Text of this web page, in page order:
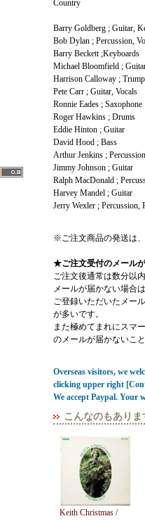
Country
Barry Goldberg ; Guitar,
Bob Dylan ; Percussion,
Barry Beckett ;Keyboards
Michael Bloomfield ;
Harrison Calloway ;
Pete Carr ; Guitar, Vocals
Ronnie Eades ; Saxophone
Roger Hawkins ; Drums
Eddie Hinton ; Guitar
David Hood ; Bass
Arthur Jenkins ; Percussion
Jimmy Johnson ; Guitar
Ralph MacDonald ;
Harvey Mandel ; Guitar
Jerry Wexler ; Percussion,
※ご注文商品の発送は
★ご注文受付のメール
ご注文後通常は数分以
メールが届かない場合
ご登録いただいたメー
が多いです。
また極めてまれにスマ
のメールが届かないこと
Overseas visitors, we
clicking upper right
We accept Paypal. Your
こんなのもありま
Keith Christmas /